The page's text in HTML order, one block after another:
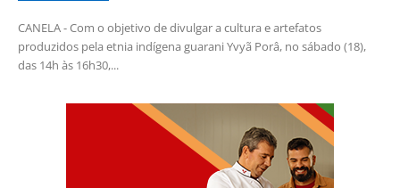
CANELA - Com o objetivo de divulgar a cultura e artefatos
produzidos pela etnia indígena guarani Yvyã Porâ, no sábado (18),
das 14h às 16h30,...